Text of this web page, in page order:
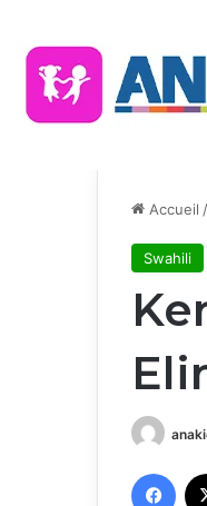
Accueil /
Swahili